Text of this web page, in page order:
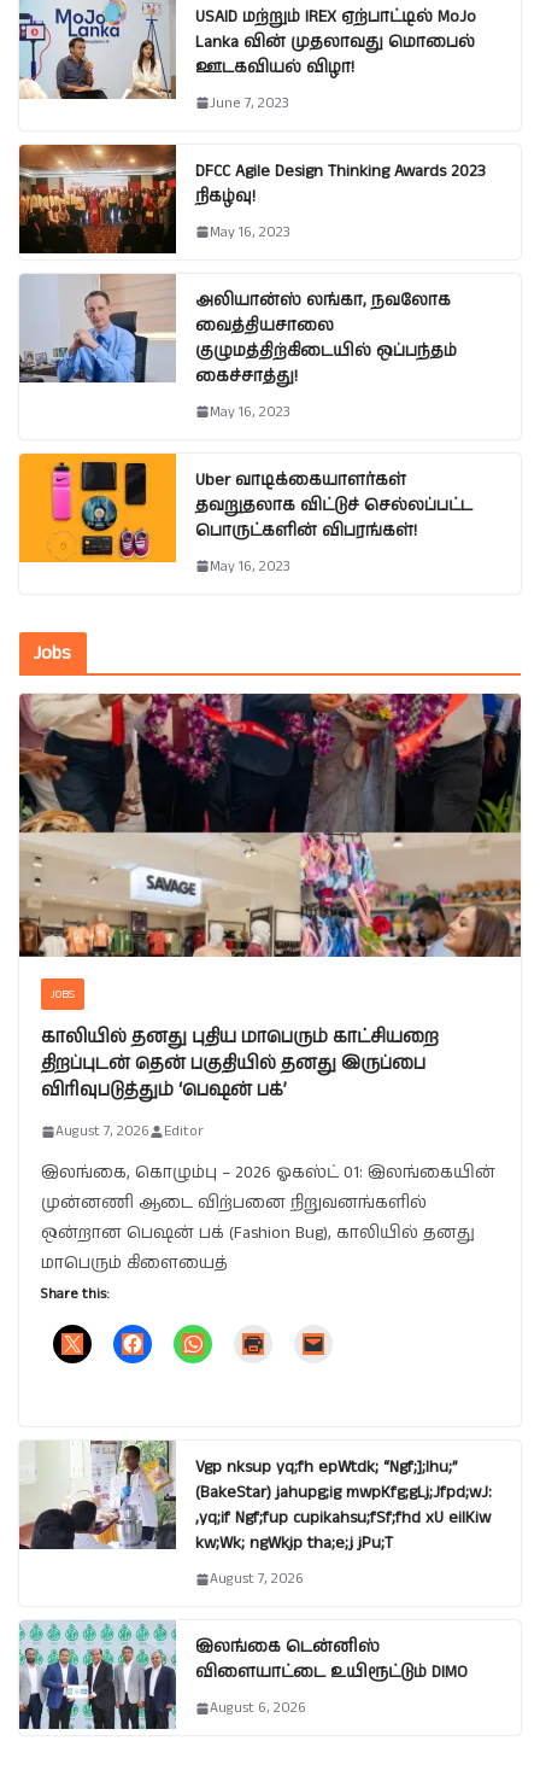
USAID மற்றும் IREX ஏற்பாட்டில் MoJo
Lanka வின் முதலாவது மொபைல்
ஊடகவியல் விழா!
June 7, 2023
DFCC Agile Design Thinking Awards 2023
நிகழ்வு!
May 16, 2023
அலியான்ஸ் லங்கா, நவலோக
வைத்தியசாலை
குழுமத்திற்கிடையில் ஒப்பந்தம்
கைச்சாத்து!
May 16, 2023
Uber வாடிக்கையாளர்கள்
தவறுதலாக விட்டுச் செல்லப்பட்ட
பொருட்களின் விபரங்கள்!
May 16, 2023
Jobs
JOBS
காலியில் தனது புதிய மாபெரும் காட்சியறை
திறப்புடன் தென் பகுதியில் தனது இருப்பை
விரிவுபடுத்தும் ‘பெஷன் பக்’
August 7, 2026 Editor
இலங்கை, கொழும்பு – 2026 ஓகஸ்ட் 01: இலங்கையின்
முன்னணி ஆடை விற்பனை நிறுவனங்களில்
ஒன்றான பெஷன் பக் (Fashion Bug), காலியில் தனது
மாபெரும் கிளையைத்
Share this:
Vgp nksup yq;fh epWtdk; “Ngf;];lhu;”
(BakeStar) jahupg;ig mwpKfg;gLj;Jfpd;wJ:
,yq;if Ngf;fup cupikahsu;fSf;fhd xU eilKiw
kw;Wk; ngWkjp tha;e;j jPu;T
August 7, 2026
இலங்கை டென்னிஸ்
விளையாட்டை உயிரூட்டும் DIMO
August 6, 2026